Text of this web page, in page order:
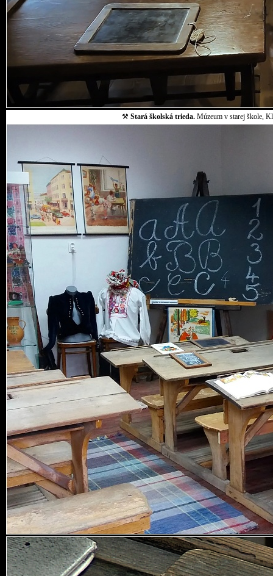
⚒ Stará školská trieda. Múzeum v starej škole,